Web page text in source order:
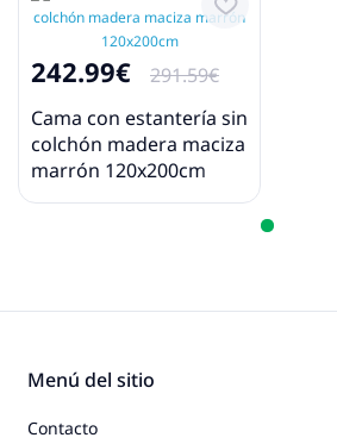
242.99€
291.59€
Cama con estantería sin
colchón madera maciza
marrón 120x200cm
Menú del sitio
Contacto